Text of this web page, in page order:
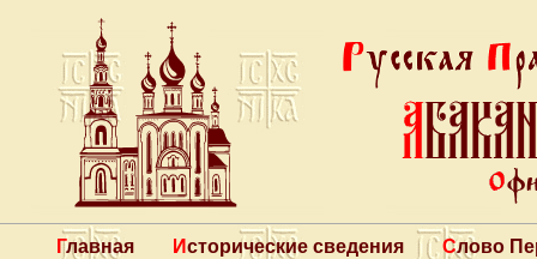
Главная Исторические сведения
Слово